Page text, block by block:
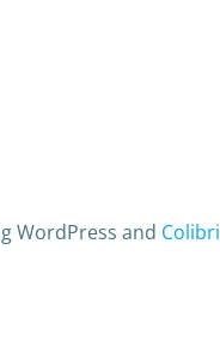
WordPress and Colibri